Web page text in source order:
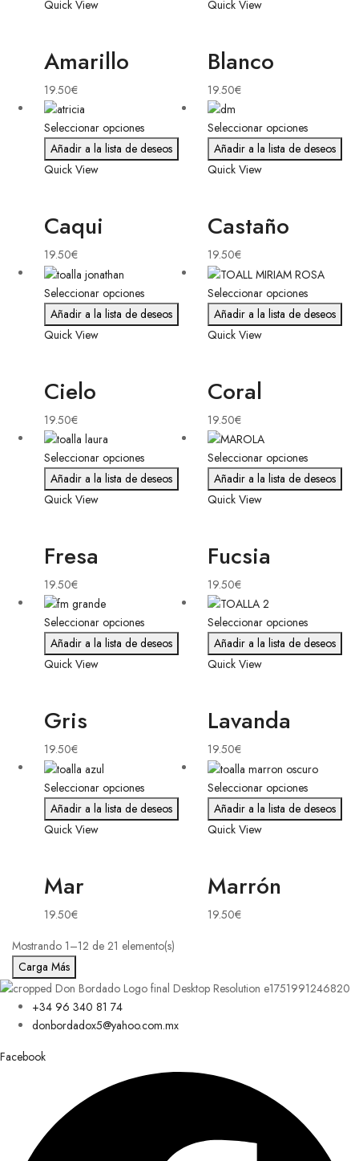
Quick View
Amarillo
19.50€
Quick View
Blanco
19.50€
Seleccionar opciones
Añadir a la lista de deseos
Quick View
Caqui
19.50€
Seleccionar opciones
Añadir a la lista de deseos
Quick View
Castaño
19.50€
Seleccionar opciones
Añadir a la lista de deseos
Quick View
Cielo
19.50€
Seleccionar opciones
Añadir a la lista de deseos
Quick View
Coral
19.50€
Seleccionar opciones
Añadir a la lista de deseos
Quick View
Fresa
19.50€
Seleccionar opciones
Añadir a la lista de deseos
Quick View
Fucsia
19.50€
Seleccionar opciones
Añadir a la lista de deseos
Quick View
Gris
19.50€
Seleccionar opciones
Añadir a la lista de deseos
Quick View
Lavanda
19.50€
Seleccionar opciones
Añadir a la lista de deseos
Quick View
Mar
19.50€
Seleccionar opciones
Añadir a la lista de deseos
Quick View
Marrón
19.50€
Mostrando 1–12 de 21 elemento(s)
Carga Más
+34 96 340 81 74
donbordadox5@yahoo.com.mx
Facebook